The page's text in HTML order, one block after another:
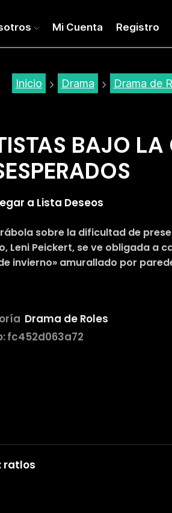
Mi Cuenta Registro
Inicio Drama Drama de
BAJO LA
a Lista Deseos
sobre la dificultad de
Leni Peickert, se ve obligada a
invierno» amurallado por
Drama de Roles
fc452d063a72
ratlos